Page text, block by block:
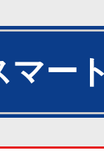
マー